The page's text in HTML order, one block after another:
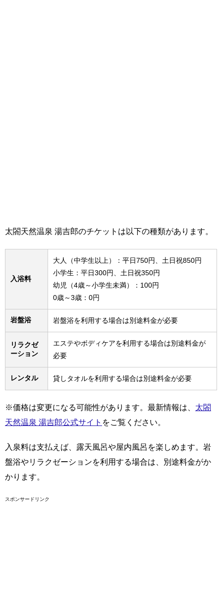
太閤天然温泉 湯吉郎のチケットは以下の種類があります。
入浴料
大人（中学生以上）：平日750円、土日祝850円
小学生：平日300円、土日祝350円
幼児（4歳～小学生未満）：100円
0歳～3歳：0円
岩盤浴 岩盤浴を利用する場合は別途料金が必要
リラクゼ
ーション
エステやボディケアを利用する場合は別途料金が
必要
レンタル 貸しタオルを利用する場合は別途料金が必要
※価格は変更になる可能性があります。最新情報は、 太閤
天然温泉 湯吉郎公式サイト をご覧ください。
入泉料は支払えば、露天風呂や屋内風呂を楽しめます。岩
盤浴やリラクゼーションを利用する場合は、別途料金がか
かります。
スポンサードリンク